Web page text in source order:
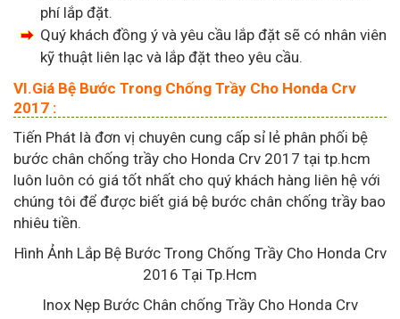
phí lắp đặt.
Quý khách đồng ý và yêu cầu lắp đặt sẽ có nhân viên
kỹ thuật liên lạc và lắp đặt theo yêu cầu.
VI.Giá Bệ Bước Trong Chống Trầy Cho Honda Crv
2017 :
Tiến Phát là đơn vị chuyên cung cấp sỉ lẻ phân phối bệ
bước chân chống trầy cho Honda Crv 2017 tại tp.hcm
luôn luôn có giá tốt nhất cho quý khách hàng liên hệ với
chúng tôi để được biết giá bệ bước chân chống trầy bao
nhiêu tiền.
Hình Ảnh Lắp Bệ Bước Trong Chống Trầy Cho Honda Crv
2016 Tại Tp.Hcm
Inox Nẹp Bước Chân chống Trầy Cho Honda Crv